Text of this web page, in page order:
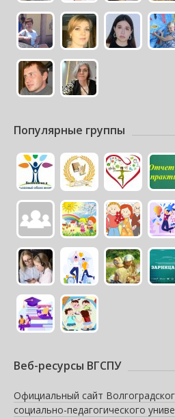
Популярные группы
Веб-ресурсы ВГСПУ
Официальный сайт
социально-педагогического